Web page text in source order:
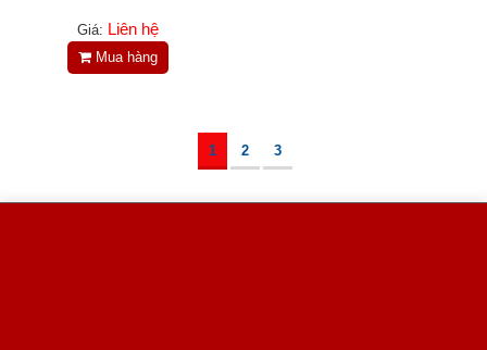
Giá: Liên hệ
Mua hàng
1 2 3